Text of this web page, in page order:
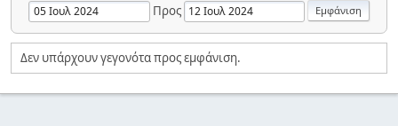
Προς
Δεν υπάρχουν γεγονότα προς εμφάνιση.